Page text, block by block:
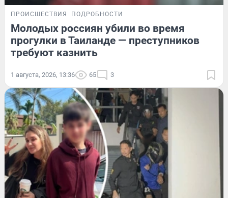
ПРОИСШЕСТВИЯ ПОДРОБНОСТИ
Молодых россиян убили во время
прогулки в Таиланде — преступников
требуют казнить
1 августа, 2026, 13:36 65 3